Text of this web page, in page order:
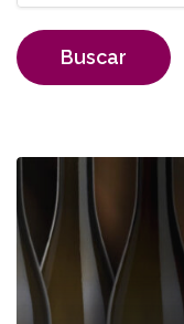
Buscar